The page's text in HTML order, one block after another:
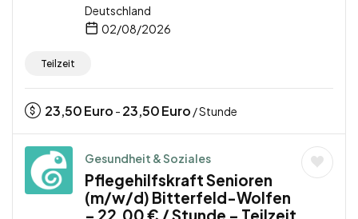
Deutschland
02/08/2026
Teilzeit
23,50Euro - 23,50Euro / Stunde
Gesundheit & Soziales
Pflegehilfskraft Senioren
(m/w/d) Bitterfeld-Wolfen
– 22,00 € / Stunde – Teilzeit